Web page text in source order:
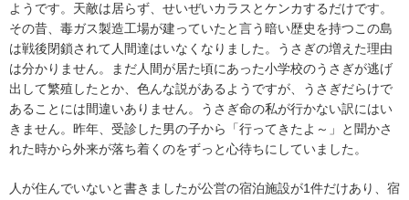
ようです。天敵は居らず、せいぜいカラスとケンカするだけです。
その昔、毒ガス製造工場が建っていたと言う暗い歴史を持つこの島
は戦後閉鎖されて人間達はいなくなりました。うさぎの増えた理由
は分かりません。まだ人間が居た頃にあった小学校のうさぎが逃げ
出して繁殖したとか、色んな説があるようですが、うさぎだらけで
あることには間違いありません。うさぎ命の私が行かない訳にはい
きません。昨年、受診した男の子から「行ってきたよ～」と聞かさ
れた時から外来が落ち着くのをずっと心待ちにしていました。
人が住んでいないと書きましたが公営の宿泊施設が1件だけあり、宿